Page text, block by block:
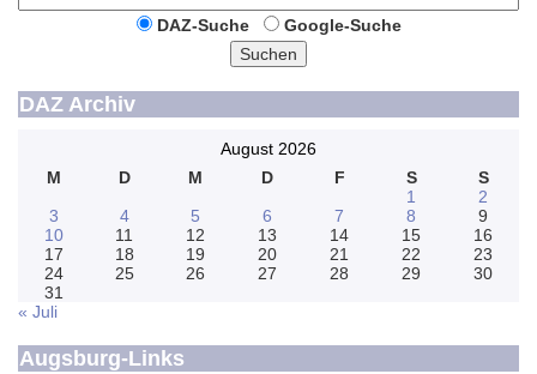
DAZ-Suche
Google-Suche
Suchen
DAZ Archiv
August 2026
M
D M D F S
S
1
2
3
4 5 6 7 8
9
10
11 12 13 14 15
16
17
18 19 20 21 22
23
24
25 26 27 28 29
30
31
« Juli
Augsburg-Links